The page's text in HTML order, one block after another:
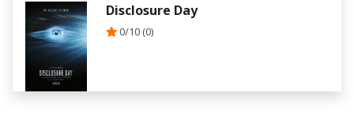
Disclosure Day
0/10 (0)